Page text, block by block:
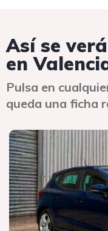
Así se
en
Pulsa en
queda una ficha